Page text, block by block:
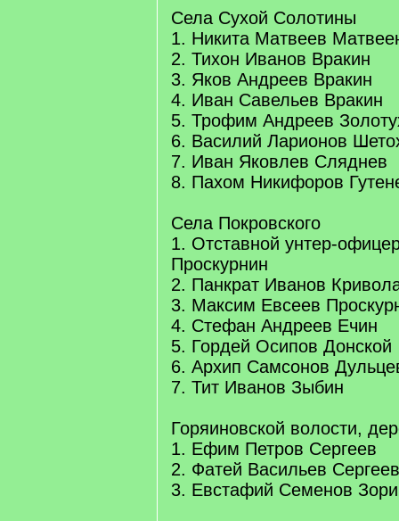
Села Сухой Солотины
1. Никита Матвеев
2. Тихон Иванов Вракин
3. Яков Андреев Вракин
4. Иван Савельев Вракин
5. Трофим Андреев
6. Василий Ларионов
7. Иван Яковлев Сляднев
8. Пахом Никифоров
Села Покровского
1. Отставной унтер-
Проскурнин
2. Панкрат Иванов
3. Максим Евсеев
4. Стефан Андреев Ечин
5. Гордей Осипов Донской
6. Архип Самсонов
7. Тит Иванов Зыбин
Горяиновской волости,
1. Ефим Петров Сергеев
2. Фатей Васильев Сергеев
3. Евстафий Семенов